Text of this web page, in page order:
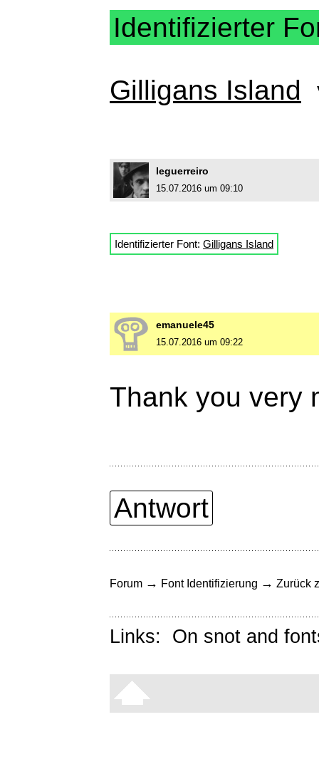
Identifizierter
Gilligans Island
leguerreiro
15.07.2016 um 09:10
Identifizierter Font: Gilligans Island
emanuele45
15.07.2016 um 09:22
Thank you very
Antwort
Forum → Font Identifizierung → Zurück
Links: On snot and